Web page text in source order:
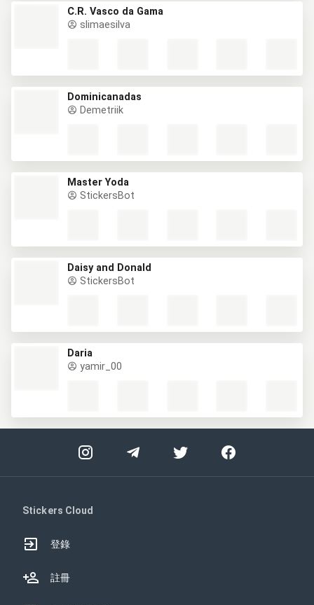
C.R. Vasco da Gama
slimaesilva
Dominicanadas
Demetriik
Master Yoda
StickersBot
Daisy and Donald
StickersBot
Daria
yamir_00
Stickers Cloud
登錄
註冊